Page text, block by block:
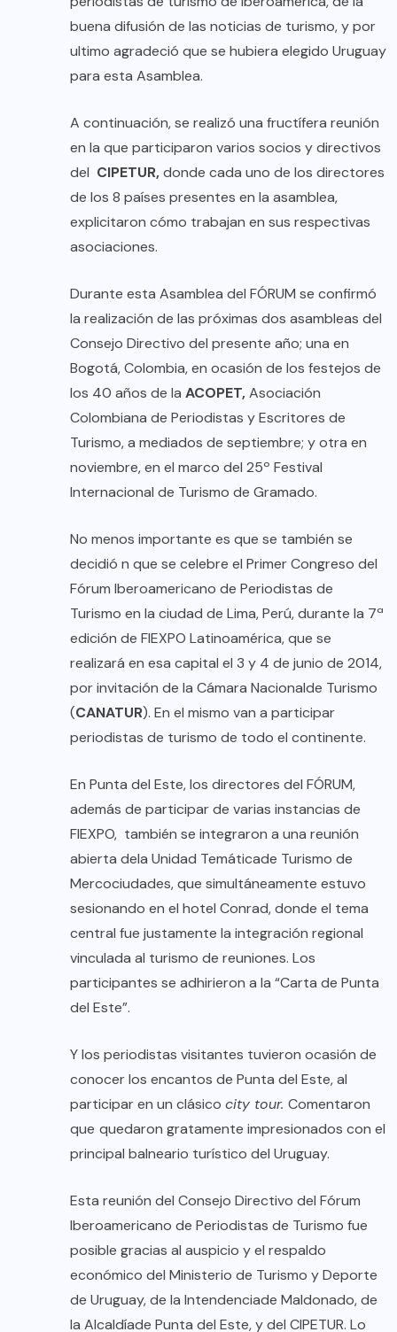
buena difusión de las noticias de turismo, y por
ultimo agradeció que se hubiera elegido Uruguay
para esta Asamblea.
A continuación, se realizó una fructífera reunión
en la que participaron varios socios y directivos
del CIPETUR,donde cada uno de los directores
de los 8 países presentes en la asamblea,
explicitaron cómo trabajan en sus respectivas
asociaciones.
Durante esta Asamblea del FÓRUM se confirmó
la realización de las próximas dos asambleas del
Consejo Directivo del presente año; una en
Bogotá, Colombia, en ocasión de los festejos de
los 40 años de la ACOPET,Asociación
Colombiana de Periodistas y Escritores de
Turismo, a mediados de septiembre; y otra en
noviembre, en el marco del 25º Festival
Internacional de Turismo de Gramado.
No menos importante es que se también se
decidió n que se celebre el Primer Congreso del
Fórum Iberoamericano de Periodistas de
Turismo en la ciudad de Lima, Perú, durante la 7ª
edición de FIEXPO Latinoamérica, que se
realizará en esa capital el 3 y 4 de junio de 2014,
por invitación de la Cámara Nacionalde Turismo
(CANATUR). En el mismo van a participar
periodistas de turismo de todo el continente.
En Punta del Este, los directores del FÓRUM,
además de participar de varias instancias de
FIEXPO, también se integraron a una reunión
abierta dela Unidad Temáticade Turismo de
Mercociudades, que simultáneamente estuvo
sesionando en el hotel Conrad, donde el tema
central fue justamente la integración regional
vinculada al turismo de reuniones. Los
participantes se adhirieron a la “Carta de Punta
del Este”.
Y los periodistas visitantes tuvieron ocasión de
conocer los encantos de Punta del Este, al
participar en un clásico city tour. Comentaron
que quedaron gratamente impresionados con el
principal balneario turístico del Uruguay.
Esta reunión del Consejo Directivo del Fórum
Iberoamericano de Periodistas de Turismo fue
posible gracias al auspicio y el respaldo
económico del Ministerio de Turismo y Deporte
de Uruguay, de la Intendenciade Maldonado, de
la Alcaldíade Punta del Este, y del CIPETUR. Lo